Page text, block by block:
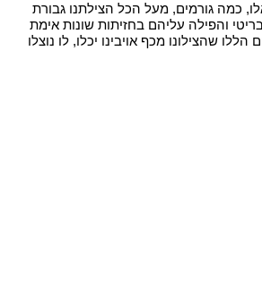
כמה גורמים, מעל הכל הצילתנו גבורת
והפילה עליהם בחזיתות שונות אימת
שהצילונו מכף אויבינו יכלו, לו נוצלו